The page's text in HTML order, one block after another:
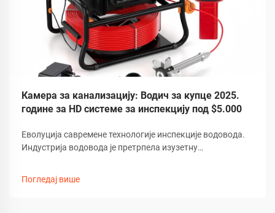
Камера за канализацију: Водич за купце 2025.
године за HD системе за инспекцију под $5.000
Еволуција савремене технологије инспекције водовода.
Индустрија водовода је претрпела изузетну
инспекцију револуционизовали су начин на који
Погледај више